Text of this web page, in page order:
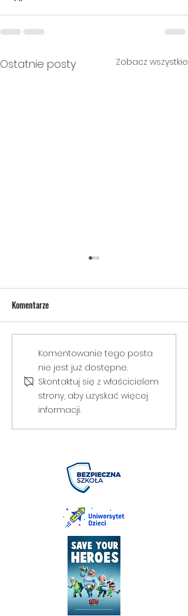
Ostatnie posty Zobacz wszystkie
V Gminny Turniej Szachowy o
Puchar Burmistrza Bełżyc
Komentarze
Komentowanie tego posta
nie jest już dostępne.
Skontaktuj się z właścicielem
strony, aby uzyskać więcej
informacji.